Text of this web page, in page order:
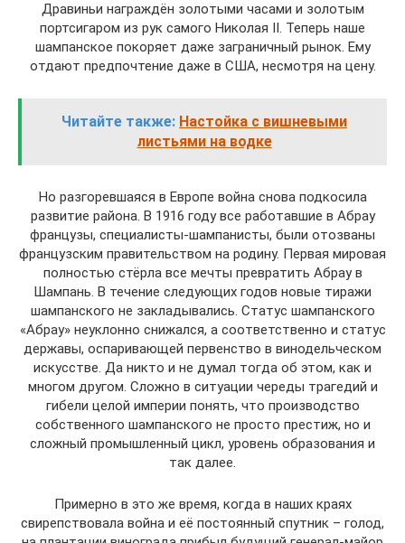
Дравиньи награждён золотыми часами и золотым
портсигаром из рук самого Николая II. Теперь наше
шампанское покоряет даже заграничный рынок. Ему
отдают предпочтение даже в США, несмотря на цену.
Читайте также: Настойка с вишневыми
листьями на водке
Но разгоревшаяся в Европе война снова подкосила
развитие района. В 1916 году все работавшие в Абрау
французы, специалисты-шампанисты, были отозваны
французским правительством на родину. Первая мировая
полностью стёрла все мечты превратить Абрау в
Шампань. В течение следующих годов новые тиражи
шампанского не закладывались. Статус шампанского
«Абрау» неуклонно снижался, а соответственно и статус
державы, оспаривающей первенство в винодельческом
искусстве. Да никто и не думал тогда об этом, как и
многом другом. Сложно в ситуации череды трагедий и
гибели целой империи понять, что производство
собственного шампанского не просто престиж, но и
сложный промышленный цикл, уровень образования и
так далее.
Примерно в это же время, когда в наших краях
свирепствовала война и её постоянный спутник – голод,